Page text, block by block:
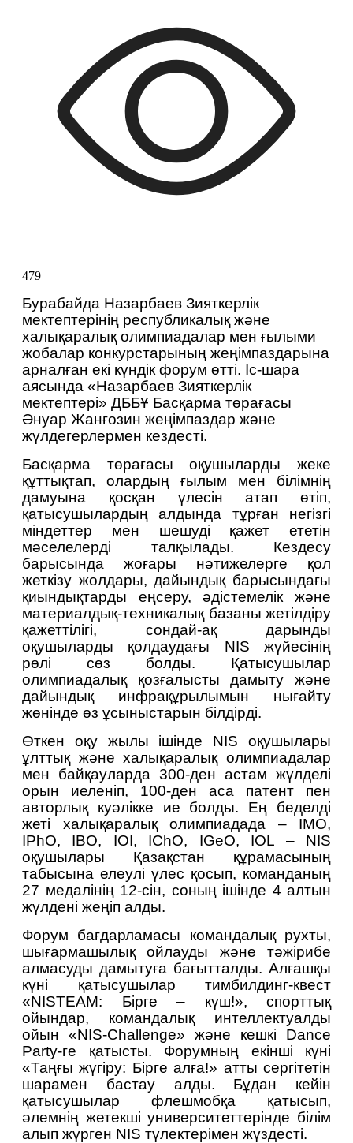
479
Бурабайда Назарбаев Зияткерлік
мектептерінің республикалық және
халықаралық олимпиадалар мен ғылыми
жобалар конкурстарының жеңімпаздарына
арналған екі күндік форум өтті. Іс-шара
аясында «Назарбаев Зияткерлік
мектептері» ДББҰ Басқарма төрағасы
Әнуар Жанғозин жеңімпаздар және
жүлдегерлермен кездесті.
Басқарма төрағасы оқушыларды жеке
құттықтап, олардың ғылым мен білімнің
дамуына қосқан үлесін атап өтіп,
қатысушылардың алдында тұрған негізгі
міндеттер мен шешуді қажет ететін
мәселелерді талқылады. Кездесу
барысында жоғары нәтижелерге қол
жеткізу жолдары, дайындық барысындағы
қиындықтарды еңсеру, әдістемелік және
материалдық-техникалық базаны жетілдіру
қажеттілігі, сондай-ақ дарынды
оқушыларды қолдаудағы NIS жүйесінің
рөлі сөз болды. Қатысушылар
олимпиадалық қозғалысты дамыту және
дайындық инфрақұрылымын нығайту
жөнінде өз ұсыныстарын білдірді.
Өткен оқу жылы ішінде NIS оқушылары
ұлттық және халықаралық олимпиадалар
мен байқауларда 300-ден астам жүлделі
орын иеленіп, 100-ден аса патент пен
авторлық куәлікке ие болды. Ең беделді
жеті халықаралық олимпиадада – IMO,
IPhO, IBO, IOI, IChO, IGeO, IOL – NIS
оқушылары Қазақстан құрамасының
табысына елеулі үлес қосып, команданың
27 медалінің 12-сін, соның ішінде 4 алтын
жүлдені жеңіп алды.
Форум бағдарламасы командалық рухты,
шығармашылық ойлауды және тәжірибе
алмасуды дамытуға бағытталды. Алғашқы
күні қатысушылар тимбилдинг-квест
«NISTEAM: Бірге – күш!», спорттық
ойындар, командалық интеллектуалды
ойын «NIS-Challenge» және кешкі Dance
Party-ге қатысты. Форумның екінші күні
«Таңғы жүгіру: Бірге алға!» атты сергітетін
шарамен бастау алды. Бұдан кейін
қатысушылар флешмобқа қатысып,
әлемнің жетекші университеттерінде білім
алып жүрген NIS түлектерімен жүздесті.